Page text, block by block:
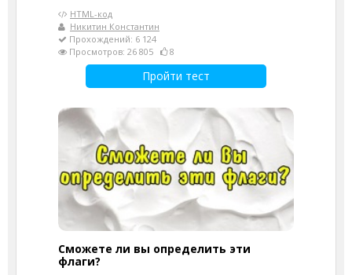
HTML-код
Никитин Константин
Прохождений: 6 124
Просмотров: 26 805
8
Пройти тест
Сможете ли вы определить эти
флаги?